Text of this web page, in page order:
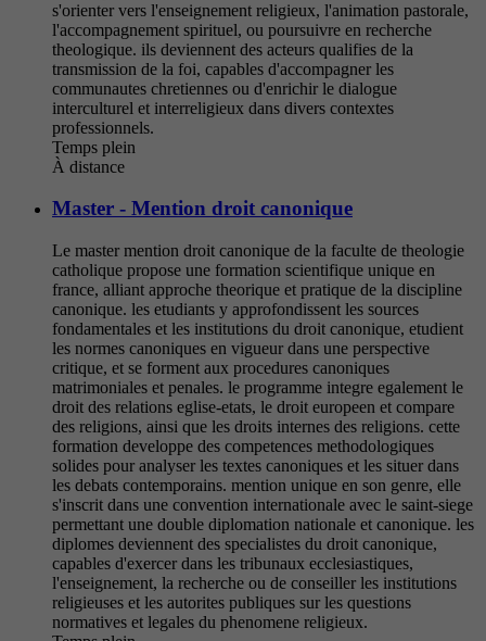
s'orienter vers l'enseignement religieux, l'animation pastorale,
l'accompagnement spirituel, ou poursuivre en recherche
theologique. ils deviennent des acteurs qualifies de la
transmission de la foi, capables d'accompagner les
communautes chretiennes ou d'enrichir le dialogue
interculturel et interreligieux dans divers contextes
professionnels.
Temps plein
À distance
Master - Mention droit canonique
Le master mention droit canonique de la faculte de theologie
catholique propose une formation scientifique unique en
france, alliant approche theorique et pratique de la discipline
canonique. les etudiants y approfondissent les sources
fondamentales et les institutions du droit canonique, etudient
les normes canoniques en vigueur dans une perspective
critique, et se forment aux procedures canoniques
matrimoniales et penales. le programme integre egalement le
droit des relations eglise-etats, le droit europeen et compare
des religions, ainsi que les droits internes des religions. cette
formation developpe des competences methodologiques
solides pour analyser les textes canoniques et les situer dans
les debats contemporains. mention unique en son genre, elle
s'inscrit dans une convention internationale avec le saint-siege
permettant une double diplomation nationale et canonique. les
diplomes deviennent des specialistes du droit canonique,
capables d'exercer dans les tribunaux ecclesiastiques,
l'enseignement, la recherche ou de conseiller les institutions
religieuses et les autorites publiques sur les questions
normatives et legales du phenomene religieux.